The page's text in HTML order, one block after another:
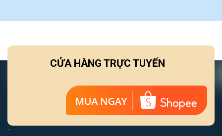
CỬA HÀNG TRỰC TUYẾN